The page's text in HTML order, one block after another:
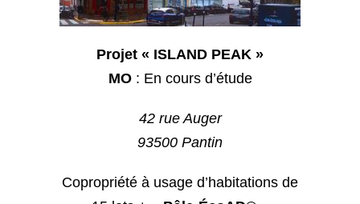
Projet « ISLAND PEAK »
MO: En cours d’étude
42 rue Auger
93500 Pantin
Copropriété à usage d’habitations de